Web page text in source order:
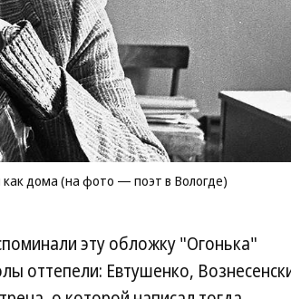
как дома (на фото — поэт в Вологде)
эту обложку "Огонька"
оттепели: Евтушенко,